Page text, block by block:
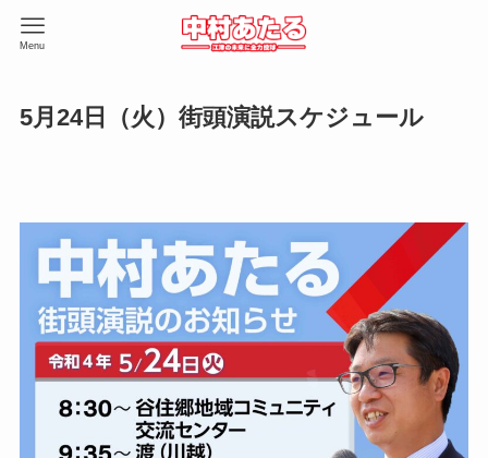
Menu
5月24日（火）街頭演説スケジュール